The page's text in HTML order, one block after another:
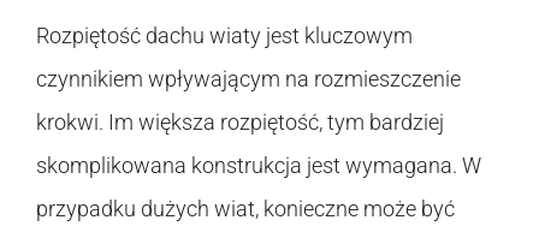
Rozpiętość dachu wiaty jest kluczowym
czynnikiem wpływającym na rozmieszczenie
krokwi. Im większa rozpiętość, tym bardziej
skomplikowana konstrukcja jest wymagana. W
przypadku dużych wiat, konieczne może być